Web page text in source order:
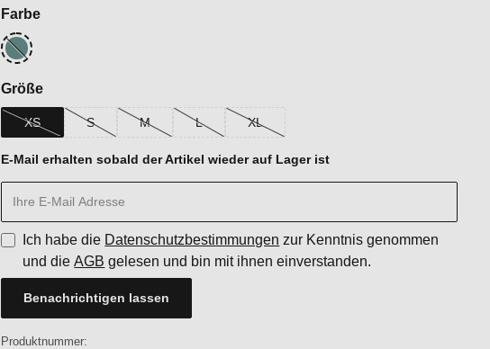
Farbeauswählen
Lagoon Green/Various
(Diese Option ist zurzeit nicht verfügbar.)
Größeauswählen
XS
(Diese Option ist zurzeit nicht verfügbar.)
S
(Diese Option ist zurzeit nicht verfügbar.)
M
(Diese Option ist zurzeit nicht verfügbar.)
L
(Diese Option ist zurzeit nicht verfügbar.)
XL
(Diese Option ist zurzeit nicht verfügbar.)
E-Mail erhalten sobald der Artikel wieder auf Lager ist
Ich habe die Datenschutzbestimmungen zur Kenntnis genommen
und dieAGB gelesen und bin mit ihnen einverstanden.
Benachrichtigen lassen
Produktnummer: